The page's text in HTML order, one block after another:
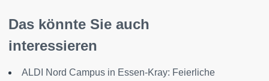
Das könnte Sie auch
interessieren
ALDI Nord Campus in Essen-Kray: Feierliche